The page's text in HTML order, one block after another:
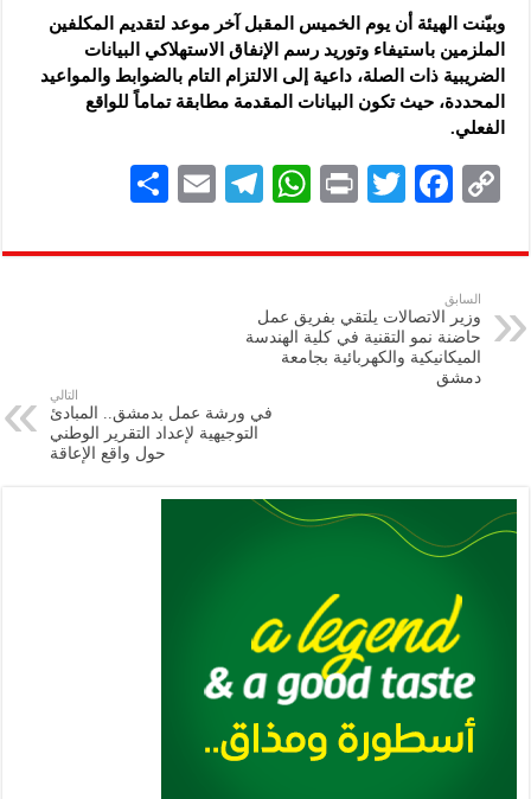
وبيّنت الهيئة أن يوم الخميس المقبل آخر موعد لتقديم المكلفين
الملزمين باستيفاء وتوريد رسم الإنفاق الاستهلاكي البيانات
الضريبية ذات الصلة، داعية إلى الالتزام التام بالضوابط والمواعيد
المحددة، حيث تكون البيانات المقدمة مطابقة تماماً للواقع
الفعلي.
C
p
y
Li
n
F
eb
k
T
tt
P
nt
W
at
A
p
Te
gr
E
ai
ar
السابق
وزير الاتصالات يلتقي بفريق عمل
حاضنة نمو التقنية في كلية الهندسة
الميكانيكية والكهربائية بجامعة
دمشق
التالي
في ورشة عمل بدمشق.. المبادئ
التوجيهية لإعداد التقرير الوطني
حول واقع الإعاقة